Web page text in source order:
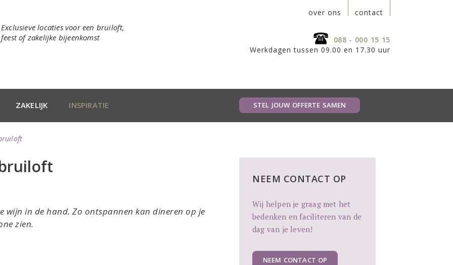
Exclusieve locaties voor een bruiloft,
feest of zakelijke bijeenkomst
over ons contact
088 - 000 15 15
Werkdagen tussen 09.00 en 17.30 uur
ZAKELIJK INSPIRATIE STEL JOUW OFFERTE SAMEN
wijn in de hand. Zo ontspannen kan dineren op je
zien.
NEEM CONTACT OP
Wij helpen je graag met het
bedenken en faciliteren van de
dag van je leven!
NEEM CONTACT OP